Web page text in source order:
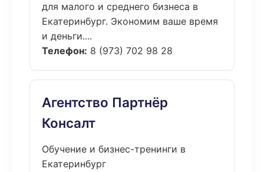
для малого и среднего бизнеса в
Екатеринбург. Экономим ваше время
и деньги....
Телефон: 8 (973) 702 98 28
Агентство Партнёр
Консалт
Обучение и бизнес-тренинги в
Екатеринбург